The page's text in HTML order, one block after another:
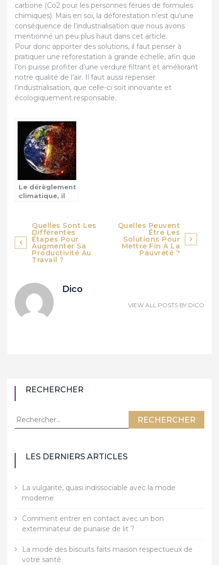
carbone (Co2 pour les personnes férues de formules
chimiques). Mais en soi, la déforestation n’est qu’une
conséquence de l’industrialisation que nous avons
mentionné un peu plus haut dans cet article.
Pour donc apporter des solutions, il faut penser à
pratiquer une reforestation à grande échelle, afin que
l’on puisse profiter d’une verdure filtrant et améliorant
notre qualité de l’air. Il faut aussi repenser
l’industrialisation, que celle-ci soit innovante et
écologiquement responsable.
Le dérèglement
climatique, il
Australie
Navigation
de
l’article
Quelles Sont Les
Différentes
Étapes Pour
Augmenter Sa
Productivité Au
Travail ?
Quelles Peuvent
Être Les
Solutions Pour
Mettre Fin À La
Pauvreté ?
Dico
VIEW ALL POSTS BY DICO
RECHERCHER
Rechercher :
LES DERNIERS ARTICLES
La vulgarité, quasi indissociable avec la mode
moderne
Comment entrer en contact avec un bon
exterminateur de punaise de lit ?
La mode des biscuits faits maison respectueux de
votre santé